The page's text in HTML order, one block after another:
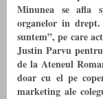
Minunea se afla
organelor in
suntem”, pe care
Justin Parvu
de la Ateneul
doar cu el pe
marketing ale